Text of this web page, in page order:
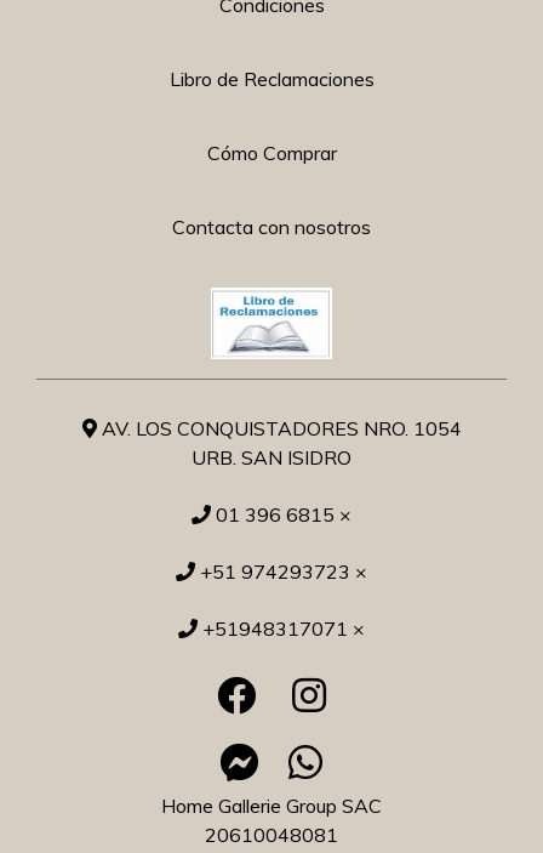
Condiciones
Libro de Reclamaciones
Cómo Comprar
Contacta con nosotros
AV. LOS CONQUISTADORES NRO. 1054
URB. SAN ISIDRO
01 396 6815 ×
+51 974293723 ×
+51948317071 ×
Home Gallerie Group SAC
20610048081